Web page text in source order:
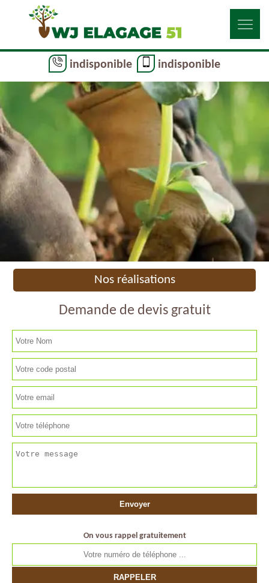
indisponible indisponible
Nos réalisations
Demande de devis gratuit
On vous rappel gratuitement